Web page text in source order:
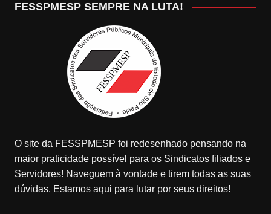
FESSPMESP SEMPRE NA LUTA!
O site da FESSPMESP foi redesenhado pensando na
maior praticidade possível para os Sindicatos filiados e
Servidores! Naveguem à vontade e tirem todas as suas
dúvidas. Estamos aqui para lutar por seus direitos!